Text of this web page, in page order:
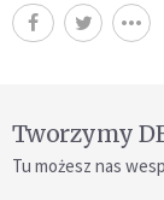
Tworzymy
Tu możesz nas